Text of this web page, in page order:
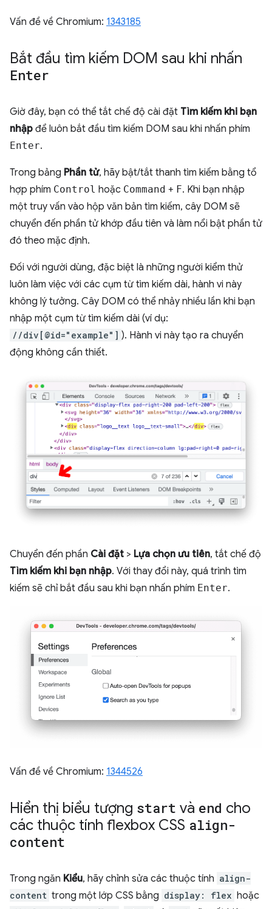
Vấn đề về Chromium: 1343185
Bắt đầu tìm kiếm DOM sau khi nhấn
Enter
Giờ đây, bạn có thể tắt chế độ cài đặt Tìm kiếm khi bạn
nhập để luôn bắt đầu tìm kiếm DOM sau khi nhấn phím
Enter.
Trong bảng Phần tử, hãy bật/tắt thanh tìm kiếm bằng tổ
hợp phím Control hoặc Command + F. Khi bạn nhập
một truy vấn vào hộp văn bản tìm kiếm, cây DOM sẽ
chuyển đến phần tử khớp đầu tiên và làm nổi bật phần tử
đó theo mặc định.
Đối với người dùng, đặc biệt là những người kiểm thử
luôn làm việc với các cụm từ tìm kiếm dài, hành vi này
không lý tưởng. Cây DOM có thể nhảy nhiều lần khi bạn
nhập một cụm từ tìm kiếm dài (ví dụ:
//div[@id="example"] ). Hành vi này tạo ra chuyển
động không cần thiết.
Chuyển đến phần Cài đặt > Lựa chọn ưu tiên, tắt chế độ
Tìm kiếm khi bạn nhập. Với thay đổi này, quá trình tìm
kiếm sẽ chỉ bắt đầu sau khi bạn nhấn phím Enter.
Vấn đề về Chromium: 1344526
Hiển thị biểu tượng start và end cho
các thuộc tính flexbox CSS align-
content
Trong ngăn Kiểu, hãy chỉnh sửa các thuộc tính align-
content trong một lớp CSS bằng display: flex hoặc